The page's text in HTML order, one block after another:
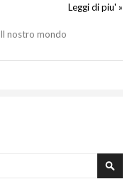
Leggi di piu' »
Il nostro mondo